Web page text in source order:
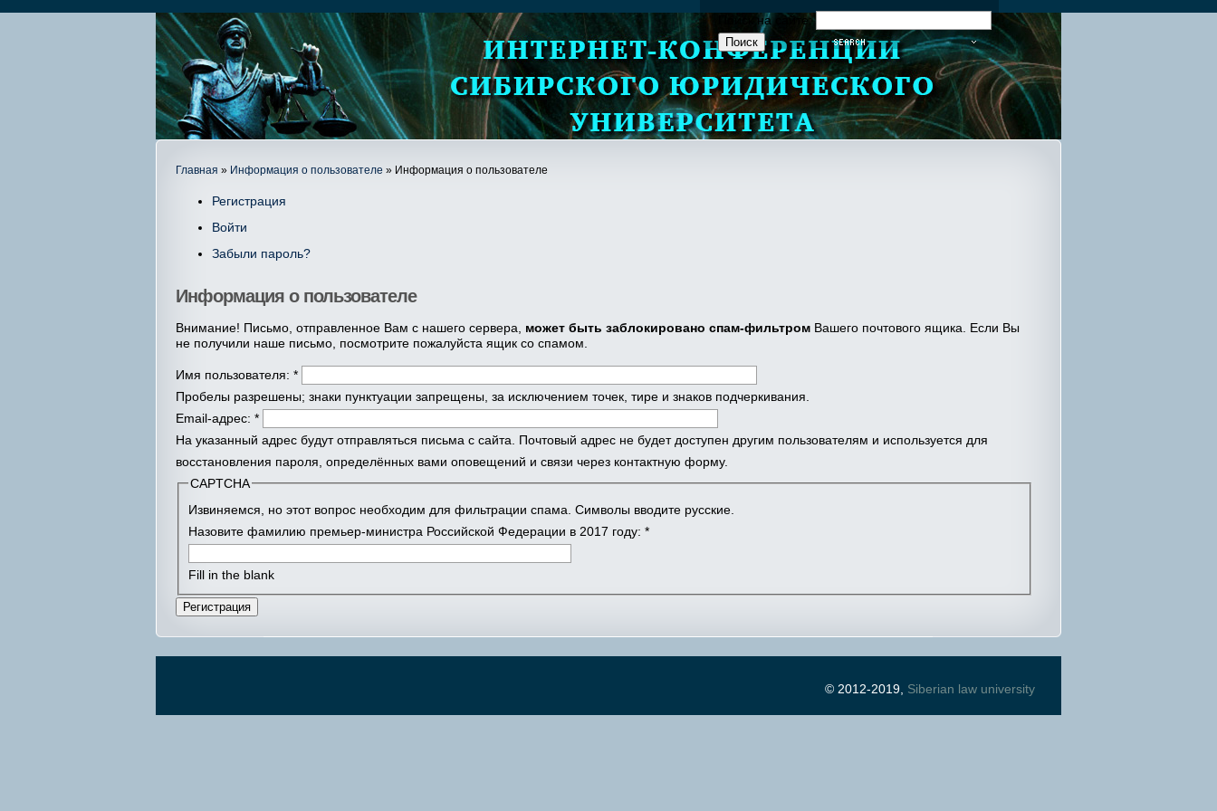
Поиск на сайте:
Главная » Информация о пользователе » Информация о пользователе
Регистрация
Войти
Забыли пароль?
Информация о пользователе
Внимание! Письмо, отправленное Вам с нашего сервера, может быть заблокировано спам-фильтромВашего почтового ящика. Если Вы
не получили наше письмо, посмотрите пожалуйста ящик со спамом.
Имя пользователя: *
Пробелы разрешены; знаки пунктуации запрещены, за исключением точек, тире и знаков подчеркивания.
Email-адрес: *
На указанный адрес будут отправляться письма с сайта. Почтовый адрес не будет доступен другим пользователям и используется для
восстановления пароля, определённых вами оповещений и связи через контактную форму.
CAPTCHA
Извиняемся, но этот вопрос необходим для фильтрации спама. Символы вводите русские.
Назовите фамилию премьер-министра Российской Федерации в 2017 году:*
Fill in the blank
© 2012-2019, Siberian law university